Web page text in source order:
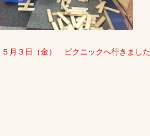
５月３日（金） ピクニックへ行きました